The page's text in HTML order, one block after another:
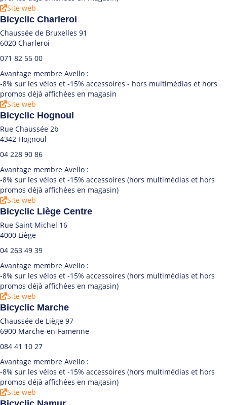
Site web
Bicyclic Charleroi
Chaussée de Bruxelles 91
6020 Charleroi
071 82 55 00
Avantage membre Avello :
-8% sur les vélos et -15% accessoires - hors multimédias et hors
promos déjà affichées en magasin
Site web
Bicyclic Hognoul
Rue Chaussée 2b
4342 Hognoul
04 228 90 86
Avantage membre Avello :
-8% sur les vélos et -15% accessoires (hors multimédias et hors
promos déjà affichées en magasin)
Site web
Bicyclic Liège Centre
Rue Saint Michel 16
4000 Liège
04 263 49 39
Avantage membre Avello :
-8% sur les vélos et -15% accessoires (hors multimédias et hors
promos déjà affichées en magasin)
Site web
Bicyclic Marche
Chaussée de Liège 97
6900 Marche-en-Famenne
084 41 10 27
Avantage membre Avello :
-8% sur les vélos et -15% accessoires (hors multimédias et hors
promos déjà affichées en magasin)
Site web